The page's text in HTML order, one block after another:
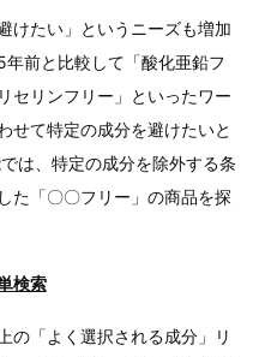
けたい」というニーズも増加
年前と比較して「酸化亜鉛フ
セリンフリー」といったワー
せて特定の成分を避けたいと
は、特定の成分を除外する条
た「〇〇フリー」の商品を探
検索
の「よく選択される成分」リ